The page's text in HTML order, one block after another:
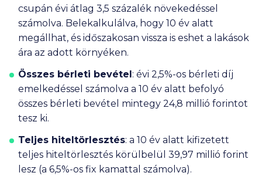
csupán évi átlag 3,5 százalék növekedéssel
számolva. Belekalkulálva, hogy 10 év alatt
megállhat, és időszakosan vissza is eshet a lakások
ára az adott környéken.
Összes bérleti bevétel: évi 2,5%-os bérleti díj
emelkedéssel számolva a 10 év alatt befolyó
összes bérleti bevétel mintegy 24,8 millió forintot
tesz ki.
Teljes hiteltörlesztés: a 10 év alatt kifizetett
teljes hiteltörlesztés körülbelül 39,97 millió forint
lesz (a 6,5%-os fix kamattal számolva).